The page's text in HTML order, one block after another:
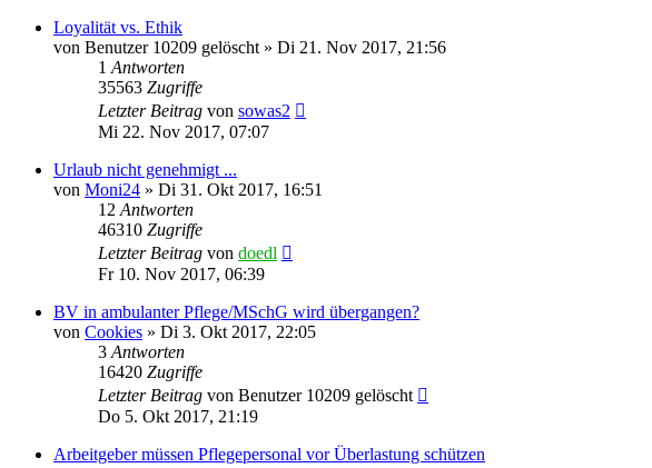
Loyalität vs. Ethik
von Benutzer 10209 gelöscht » Di 21. Nov 2017, 21:56
1 Antworten
35563 Zugriffe
Letzter Beitrag von sowas2
Mi 22. Nov 2017, 07:07
Urlaub nicht genehmigt ...
von Moni24 » Di 31. Okt 2017, 16:51
12 Antworten
46310 Zugriffe
Letzter Beitrag von doedl
Fr 10. Nov 2017, 06:39
BV in ambulanter Pflege/MSchG wird übergangen?
von Cookies » Di 3. Okt 2017, 22:05
3 Antworten
16420 Zugriffe
Letzter Beitrag von Benutzer 10209 gelöscht
Do 5. Okt 2017, 21:19
Arbeitgeber müssen Pflegepersonal vor Überlastung schützen